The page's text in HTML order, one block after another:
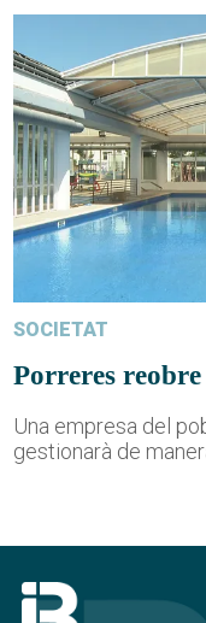
SOCIETAT
Porreres
Una empresa del
gestionarà de